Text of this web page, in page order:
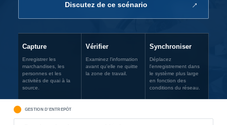
Discutez de ce scénario
Capture
Enregistrer les
marchandises, les
personnes et les
activités de quai à la
source.
Vérifier
Examinez l'information
avant qu'elle ne quitte
la zone de travail.
Synchroniser
Déplacez
l'enregistrement dans
le système plus large
en fonction des
conditions du réseau.
GESTION D'ENTREPÔT